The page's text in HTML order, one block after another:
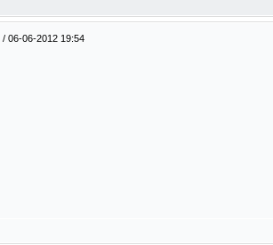
/ 06-06-2012 19:54